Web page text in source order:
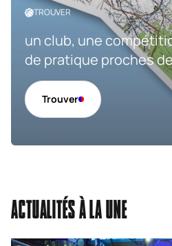
TROUVER
un club, une
de pratique proches
Trouver
ACTUALITÉS À LA UNE